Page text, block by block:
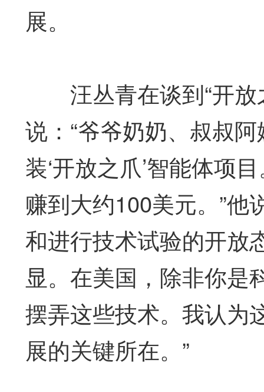
展。
汪丛青在谈到“开放
说：“爷爷奶奶、叔叔
装‘开放之爪’智能体项
赚到大约100美元。”他
和进行技术试验的开放
显。在美国，除非你是
摆弄这些技术。我认为
展的关键所在。”